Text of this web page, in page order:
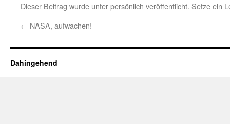
Dieser Beitrag wurde unterpersönlich veröffentlicht. Setze ein
← NASA, aufwachen!
Dahingehend